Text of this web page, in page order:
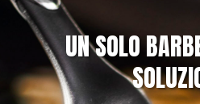
UN SOLO